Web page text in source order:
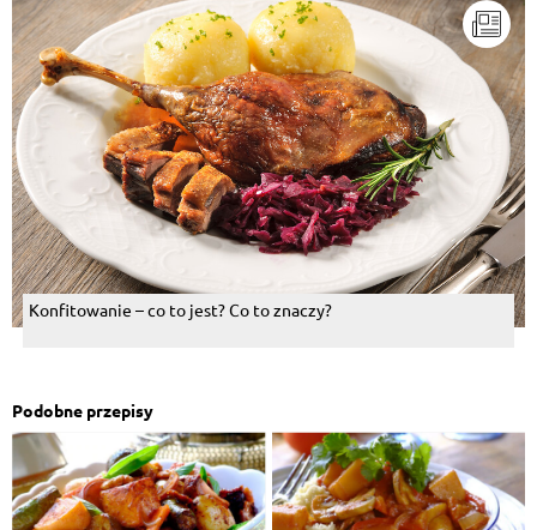
Konfitowanie – co to jest? Co to znaczy?
Podobne przepisy